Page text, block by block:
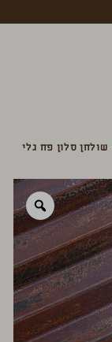
שולחן סלון פח גלי